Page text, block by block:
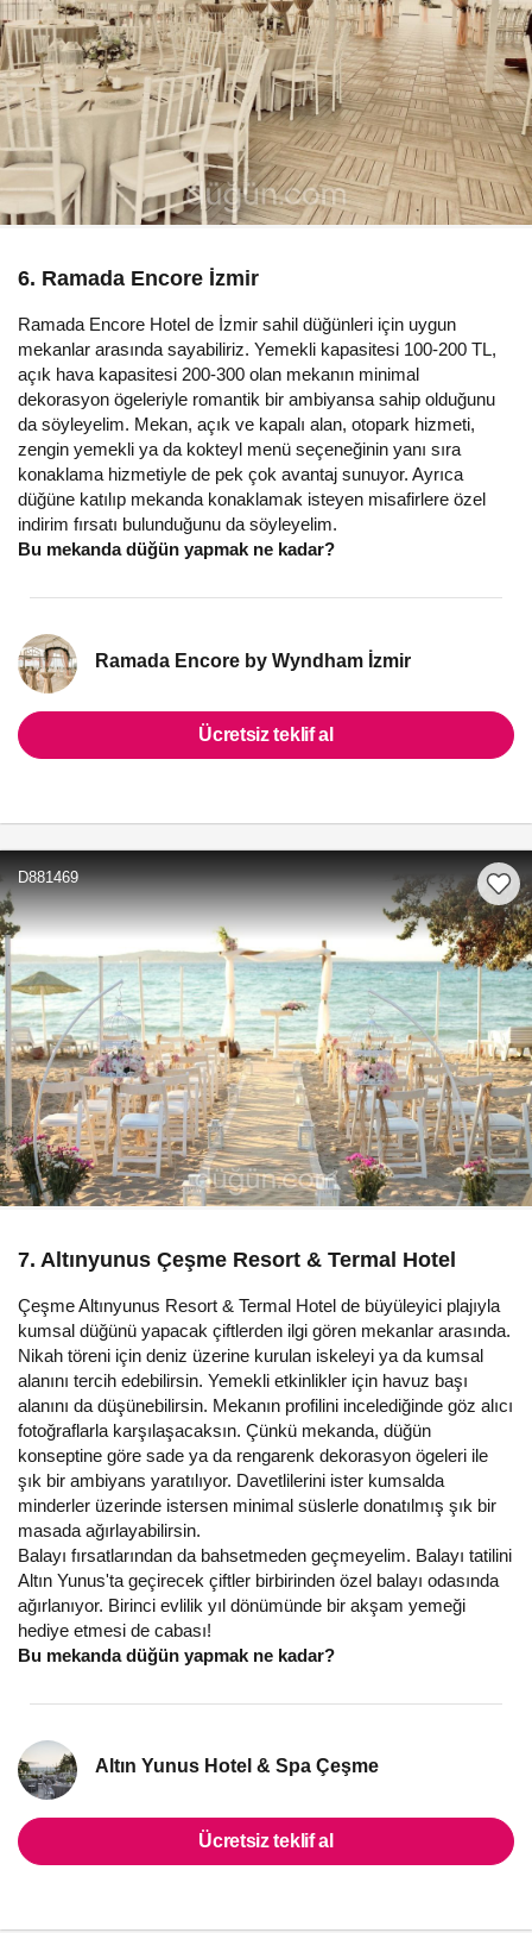
6. Ramada Encore İzmir
Ramada Encore Hotel de İzmir sahil düğünleri için uygun
mekanlar arasında sayabiliriz. Yemekli kapasitesi 100-200 TL,
açık hava kapasitesi 200-300 olan mekanın minimal
dekorasyon ögeleriyle romantik bir ambiyansa sahip olduğunu
da söyleyelim. Mekan, açık ve kapalı alan, otopark hizmeti,
zengin yemekli ya da kokteyl menü seçeneğinin yanı sıra
konaklama hizmetiyle de pek çok avantaj sunuyor. Ayrıca
düğüne katılıp mekanda konaklamak isteyen misafirlere özel
indirim fırsatı bulunduğunu da söyleyelim.
Bu mekanda düğün yapmak ne kadar?
Ramada Encore by Wyndham İzmir
Ücretsiz teklif al
D881469
7. Altınyunus Çeşme Resort & Termal Hotel
Çeşme Altınyunus Resort & Termal Hotel de büyüleyici plajıyla
kumsal düğünü yapacak çiftlerden ilgi gören mekanlar arasında.
Nikah töreni için deniz üzerine kurulan iskeleyi ya da kumsal
alanını tercih edebilirsin. Yemekli etkinlikler için havuz başı
alanını da düşünebilirsin. Mekanın profilini incelediğinde göz alıcı
fotoğraflarla karşılaşacaksın. Çünkü mekanda, düğün
konseptine göre sade ya da rengarenk dekorasyon ögeleri ile
şık bir ambiyans yaratılıyor. Davetlilerini ister kumsalda
minderler üzerinde istersen minimal süslerle donatılmış şık bir
masada ağırlayabilirsin.
Balayı fırsatlarından da bahsetmeden geçmeyelim. Balayı tatilini
Altın Yunus'ta geçirecek çiftler birbirinden özel balayı odasında
ağırlanıyor. Birinci evlilik yıl dönümünde bir akşam yemeği
hediye etmesi de cabası!
Bu mekanda düğün yapmak ne kadar?
Altın Yunus Hotel & Spa Çeşme
Ücretsiz teklif al